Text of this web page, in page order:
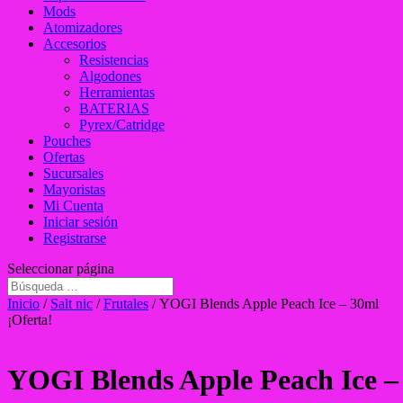
Mods
Atomizadores
Accesorios
Resistencias
Algodones
Herramientas
BATERIAS
Pyrex/Catridge
Pouches
Ofertas
Sucursales
Mayoristas
Mi Cuenta
Iniciar sesión
Registrarse
Seleccionar página
Inicio / Salt nic /Frutales / YOGI Blends Apple Peach Ice – 30ml
¡Oferta!
YOGI Blends Apple Peach Ice